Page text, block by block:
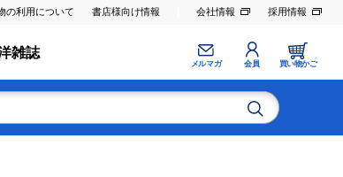
の利用について 書店様向け情報 会社情報 採用情報
雑誌
メルマガ 会員 買い物かご